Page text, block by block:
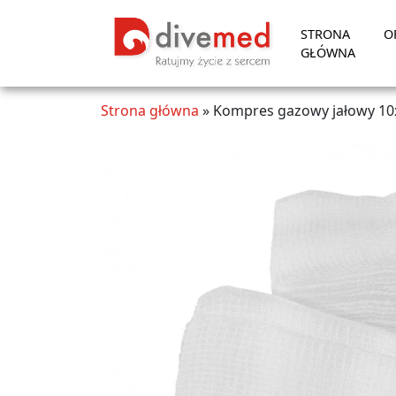
STRONA
GŁÓWNA
Strona główna » Kompres gazowy jałowy